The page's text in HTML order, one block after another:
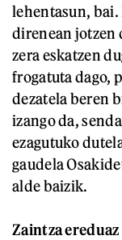
lehentasun,
direnean jotzen
zera eskatzen
frogatuta dago,
dezatela beren
izango da,
ezagutuko
gaudela
alde baizik.
Zaintza